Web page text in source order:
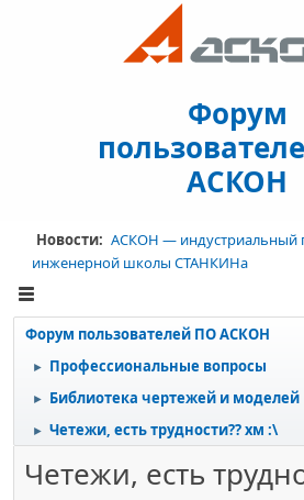
Форум
АСКОН
Новости: АСКОН — индустриальный
инженерной школы СТАНКИНа
Форум пользователей ПО АСКОН
► Профессиональные вопросы
► Библиотека чертежей и моделей
► Четежи, есть трудности?? хм :\
Четежи, есть